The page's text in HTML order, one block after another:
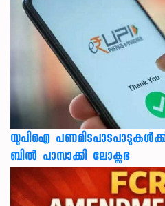
യുപിഐ പണമിടപാടപാടുകൾക്ക്
ബിൽ പാസാക്കി ലോക്സഭ